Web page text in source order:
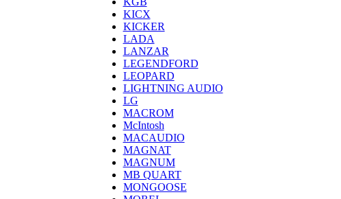
KICX
KICKER
LADA
LANZAR
LEGENDFORD
LEOPARD
LIGHTNING AUDIO
LG
MACROM
McIntosh
MACAUDIO
MAGNAT
MAGNUM
MB QUART
MONGOOSE